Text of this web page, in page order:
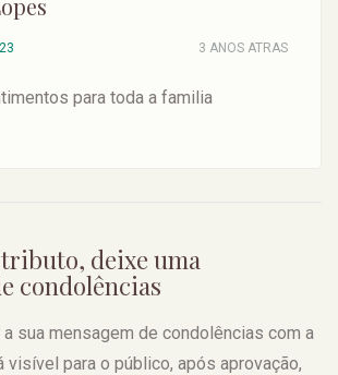
3 ANOS ATRAS
para toda a familia
tributo, deixe uma
condolências
sua mensagem de condolências com a
visível para o público, após aprovação,